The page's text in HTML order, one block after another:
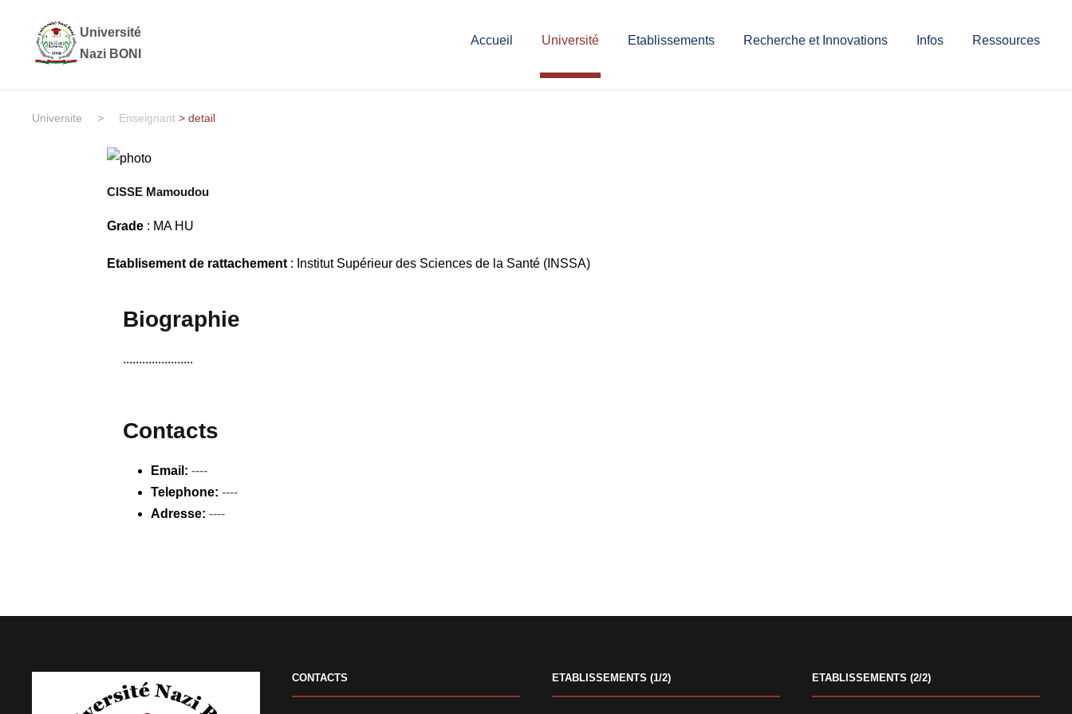
Université
Nazi BONI
Accueil Université Etablissements Recherche et Innovations Infos Ressources
Universite > Enseignant > detail
CISSE Mamoudou
Grade : MA HU
Etablisement de rattachement: Institut Supérieur des Sciences de la Santé (INSSA)
Biographie
......................
Contacts
Email: ----
Telephone: ----
Adresse: ----
CONTACTS ETABLISSEMENTS (1/2) ETABLISSEMENTS (2/2)